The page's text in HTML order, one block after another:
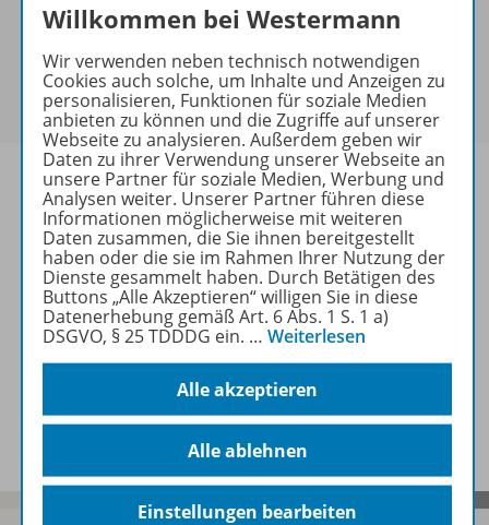
keine Sonderkonditionen gewährt werden.
Sie haben ein passendes
Spar-Paket ?
Um den für Sie gültigen Preis zu sehen,melden Sie
sich bitte an.
Informationen
Weitere Inhalte der Ausgabe
Spar-Pakete
Willkommen bei Westermann
Wir verwenden neben technisch notwendigen
Cookies auch solche, um Inhalte und Anzeigen zu
personalisieren, Funktionen für soziale Medien
anbieten zu können und die Zugriffe auf unserer
Webseite zu analysieren. Außerdem geben wir
Daten zu ihrer Verwendung unserer Webseite an
unsere Partner für soziale Medien, Werbung und
Analysen weiter. Unserer Partner führen diese
Informationen möglicherweise mit weiteren
Daten zusammen, die Sie ihnen bereitgestellt
haben oder die sie im Rahmen Ihrer Nutzung der
Dienste gesammelt haben. Durch Betätigen des
Buttons „Alle Akzeptieren“ willigen Sie in diese
Datenerhebung gemäß Art. 6 Abs. 1 S. 1 a)
DSGVO, § 25 TDDDG ein. … Weiterlesen
Alle akzeptieren
Alle ablehnen
Einstellungen bearbeiten